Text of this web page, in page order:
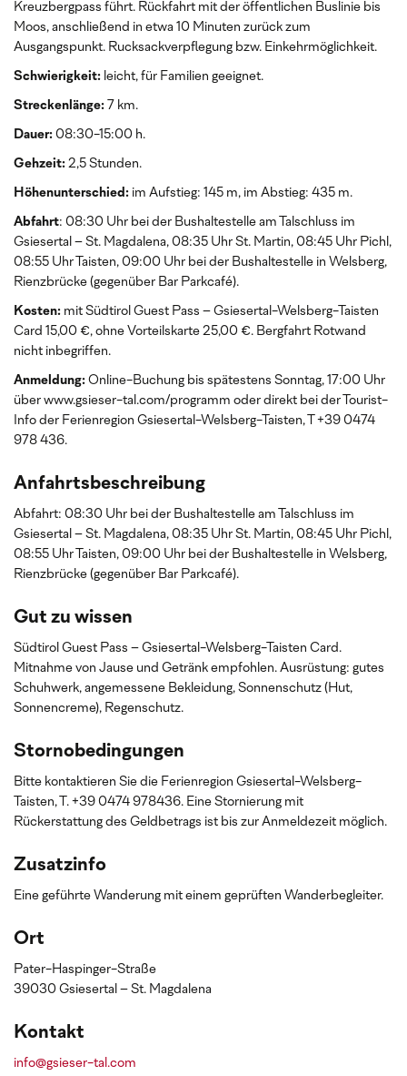
Kreuzbergpass führt. Rückfahrt mit der öffentlichen Buslinie bis
Moos, anschließend in etwa 10 Minuten zurück zum
Ausgangspunkt. Rucksackverpflegung bzw. Einkehrmöglichkeit.
Schwierigkeit: leicht, für Familien geeignet.
Streckenlänge: 7 km.
Dauer: 08:30-15:00 h.
Gehzeit: 2,5 Stunden.
Höhenunterschied: im Aufstieg: 145 m, im Abstieg: 435 m.
Abfahrt: 08:30 Uhr bei der Bushaltestelle am Talschluss im
Gsiesertal – St. Magdalena, 08:35 Uhr St. Martin, 08:45 Uhr Pichl,
08:55 Uhr Taisten, 09:00 Uhr bei der Bushaltestelle in Welsberg,
Rienzbrücke (gegenüber Bar Parkcafé).
Kosten: mit Südtirol Guest Pass – Gsiesertal-Welsberg-Taisten
Card 15,00 €, ohne Vorteilskarte 25,00 €. Bergfahrt Rotwand
nicht inbegriffen.
Anmeldung: Online-Buchung bis spätestens Sonntag, 17:00 Uhr
über www.gsieser-tal.com/programm oder direkt bei der Tourist-
Info der Ferienregion Gsiesertal-Welsberg-Taisten, T +39 0474
978 436.
Anfahrtsbeschreibung
Abfahrt: 08:30 Uhr bei der Bushaltestelle am Talschluss im
Gsiesertal – St. Magdalena, 08:35 Uhr St. Martin, 08:45 Uhr Pichl,
08:55 Uhr Taisten, 09:00 Uhr bei der Bushaltestelle in Welsberg,
Rienzbrücke (gegenüber Bar Parkcafé).
Gut zu wissen
Südtirol Guest Pass – Gsiesertal-Welsberg-Taisten Card.
Mitnahme von Jause und Getränk empfohlen. Ausrüstung: gutes
Schuhwerk, angemessene Bekleidung, Sonnenschutz (Hut,
Sonnencreme), Regenschutz.
Stornobedingungen
Bitte kontaktieren Sie die Ferienregion Gsiesertal-Welsberg-
Taisten, T. +39 0474 978436. Eine Stornierung mit
Rückerstattung des Geldbetrags ist bis zur Anmeldezeit möglich.
Zusatzinfo
Eine geführte Wanderung mit einem geprüften Wanderbegleiter.
Ort
Pater-Haspinger-Straße
39030 Gsiesertal – St. Magdalena
Kontakt
info@gsieser-tal.com